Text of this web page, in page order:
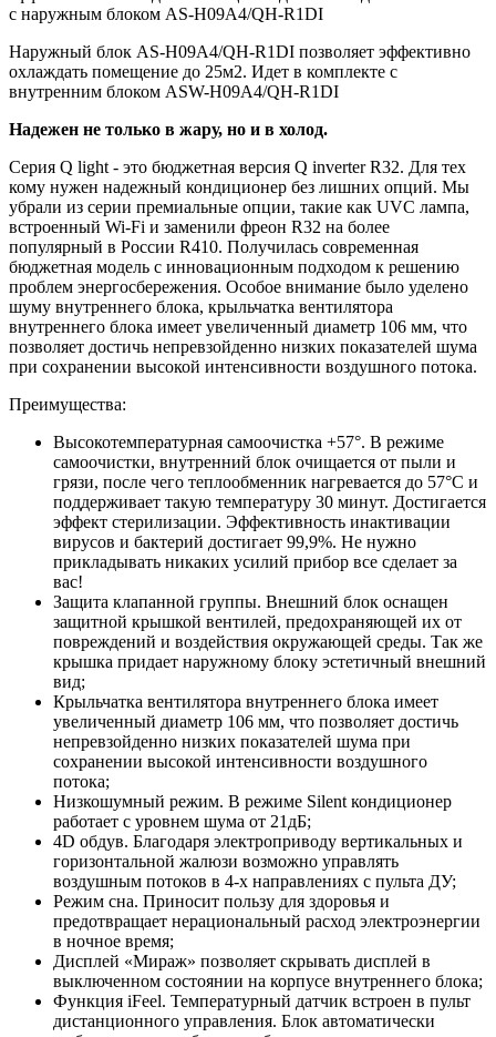
с наружным блоком AS-H09A4/QH-R1DI
Наружный блок AS-H09A4/QH-R1DI позволяет эффективно
охлаждать помещение до 25м2. Идет в комплекте с
внутренним блоком ASW-H09A4/QH-R1DI
Надежен не только в жару, но и в холод.
Серия Q light - это бюджетная версия Q inverter R32. Для тех
кому нужен надежный кондиционер без лишних опций. Мы
убрали из серии премиальные опции, такие как UVC лампа,
встроенный Wi-Fi и заменили фреон R32 на более
популярный в России R410. Получилась современная
бюджетная модель с инновационным подходом к решению
проблем энергосбережения. Особое внимание было уделено
шуму внутреннего блока, крыльчатка вентилятора
внутреннего блока имеет увеличенный диаметр 106 мм, что
позволяет достичь непревзойденно низких показателей шума
при сохранении высокой интенсивности воздушного потока.
Преимущества:
Высокотемпературная самоочистка +57°. В режиме
самоочистки, внутренний блок очищается от пыли и
грязи, после чего теплообменник нагревается до 57°С и
поддерживает такую температуру 30 минут. Достигается
эффект стерилизации. Эффективность инактивации
вирусов и бактерий достигает 99,9%. Не нужно
прикладывать никаких усилий прибор все сделает за
вас!
Защита клапанной группы. Внешний блок оснащен
защитной крышкой вентилей, предохраняющей их от
повреждений и воздействия окружающей среды. Так же
крышка придает наружному блоку эстетичный внешний
вид;
Крыльчатка вентилятора внутреннего блока имеет
увеличенный диаметр 106 мм, что позволяет достичь
непревзойденно низких показателей шума при
сохранении высокой интенсивности воздушного
потока;
Низкошумный режим. В режиме Silent кондиционер
работает с уровнем шума от 21дБ;
4D обдув. Благодаря электроприводу вертикальных и
горизонтальной жалюзи возможно управлять
воздушным потоков в 4-х направлениях с пульта ДУ;
Режим сна. Приносит пользу для здоровья и
предотвращает нерациональный расход электроэнергии
в ночное время;
Дисплей «Мираж» позволяет скрывать дисплей в
выключенном состоянии на корпусе внутреннего блока;
Функция iFeel. Температурный датчик встроен в пульт
дистанционного управления. Блок автоматически